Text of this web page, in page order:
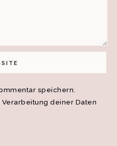
speichern.
deiner Daten